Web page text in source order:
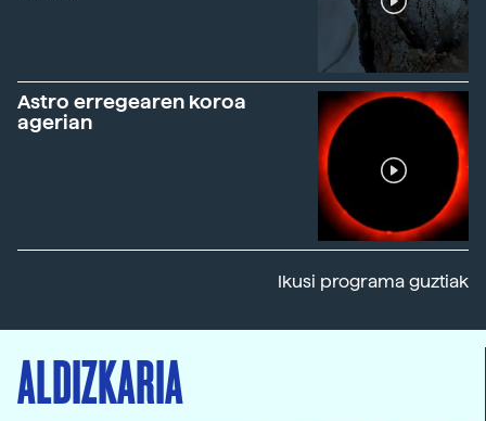
Astro erregearen koroa
agerian
Ikusi programa guztiak
ALDIZKARIA